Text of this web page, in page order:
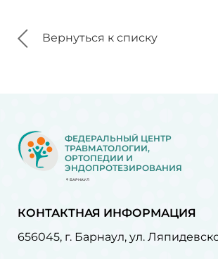
Вернуться к списку
ФЕДЕРАЛЬНЫЙ ЦЕНТР
ТРАВМАТОЛОГИИ,
ОРТОПЕДИИ И
ЭНДОПРОТЕЗИРОВАНИЯ
БАРНАУЛ
КОНТАКТНАЯ ИНФОРМАЦИЯ
656045, г. Барнаул, ул.